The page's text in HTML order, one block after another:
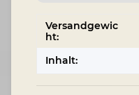
Versandgewic
ht:
Inhalt: